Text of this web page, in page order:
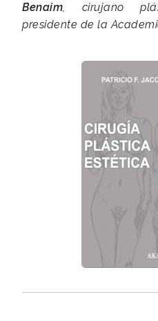
Benaim, cirujano
presidente de la